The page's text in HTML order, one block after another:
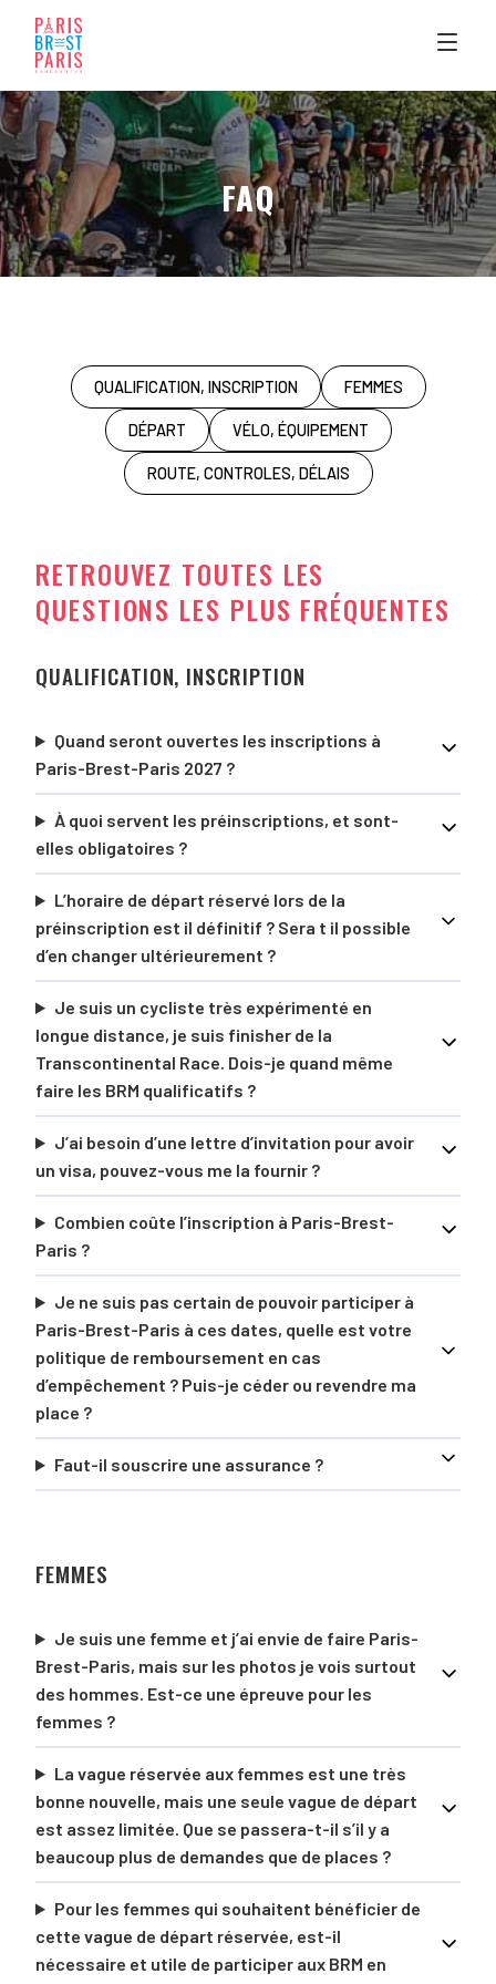
contenu
FAQ
QUALIFICATION, INSCRIPTION FEMMES
DÉPART VÉLO, ÉQUIPEMENT
ROUTE, CONTROLES, DÉLAIS
RETROUVEZ TOUTES LES
QUESTIONS LES PLUS FRÉQUENTES
QUALIFICATION, INSCRIPTION
Quand seront ouvertes les inscriptions à
Paris-Brest-Paris 2027 ?
À quoi servent les préinscriptions, et sont-
elles obligatoires ?
L’horaire de départ réservé lors de la
préinscription est il définitif ? Sera t il possible
d’en changer ultérieurement ?
Je suis un cycliste très expérimenté en
longue distance, je suis finisher de la
Transcontinental Race. Dois-je quand même
faire les BRM qualificatifs ?
J’ai besoin d’une lettre d’invitation pour avoir
un visa, pouvez-vous me la fournir ?
Combien coûte l’inscription à Paris-Brest-
Paris ?
Je ne suis pas certain de pouvoir participer à
Paris-Brest-Paris à ces dates, quelle est votre
politique de remboursement en cas
d’empêchement ? Puis-je céder ou revendre ma
place ?
Faut-il souscrire une assurance ?
FEMMES
Je suis une femme et j’ai envie de faire Paris-
Brest-Paris, mais sur les photos je vois surtout
des hommes. Est-ce une épreuve pour les
femmes ?
La vague réservée aux femmes est une très
bonne nouvelle, mais une seule vague de départ
est assez limitée. Que se passera-t-il s’il y a
beaucoup plus de demandes que de places ?
Pour les femmes qui souhaitent bénéficier de
cette vague de départ réservée, est-il
nécessaire et utile de participer aux BRM en